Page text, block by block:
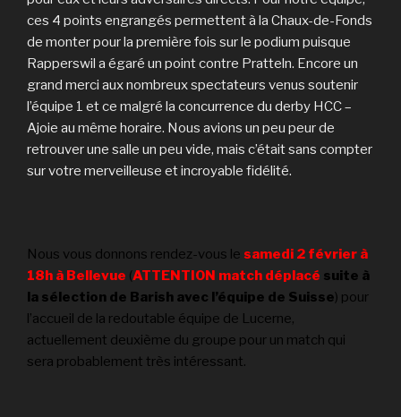
ces 4 points engrangés permettent à la Chaux-de-Fonds
de monter pour la première fois sur le podium puisque
Rapperswil a égaré un point contre Pratteln. Encore un
grand merci aux nombreux spectateurs venus soutenir
l’équipe 1 et ce malgré la concurrence du derby HCC –
Ajoie au même horaire. Nous avions un peu peur de
retrouver une salle un peu vide, mais c’était sans compter
sur votre merveilleuse et incroyable fidélité.
Nous vous donnons rendez-vous le samedi 2 février à
18h à Bellevue (ATTENTION match déplacé suite à
la sélection de Barish avec l’équipe de Suisse) pour
l’accueil de la redoutable équipe de Lucerne,
actuellement deuxième du groupe pour un match qui
sera probablement très intéressant.